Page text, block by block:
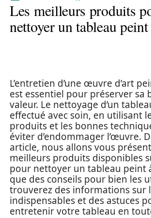
Les meilleurs produits
nettoyer un tableau
L’entretien d’une œuvre d’art
est essentiel pour préserver sa
valeur. Le nettoyage d’un
effectué avec soin, en utilisant
produits et les bonnes
éviter d’endommager l’œuvre.
article, nous allons vous
meilleurs produits disponibles
pour nettoyer un tableau peint
que des conseils pour bien les
trouverez des informations sur
indispensables et des astuces
entretenir votre tableau en